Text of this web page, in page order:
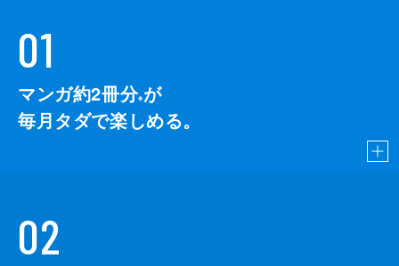
01
マンガ約2冊分※が
毎月タダで楽しめる。
02